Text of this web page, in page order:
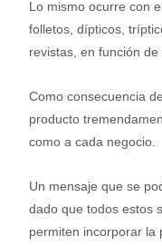
Lo mismo ocurre con
folletos, dípticos,
revistas, en función
Como consecuencia
producto
como a cada negocio.
Un mensaje que se
dado que todos estos
permiten incorporar la